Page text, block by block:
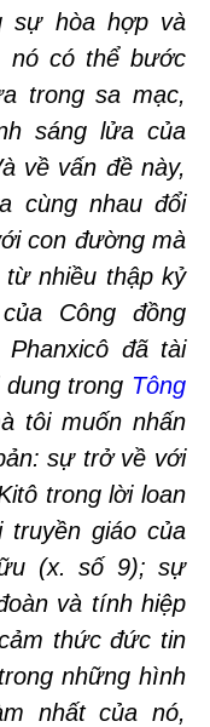
sự hòa hợp và
nó có thể bước
trong sa mạc,
sáng lửa của
về vấn đề này,
cùng nhau đổi
con đường mà
từ nhiều thập kỷ
Công đồng
đã tài
trong Tông
tôi muốn nhấn
sự trở về với
trong lời loan
giáo của
(x. số 9); sự
và tính hiệp
thức đức tin
những hình
nhất của nó,